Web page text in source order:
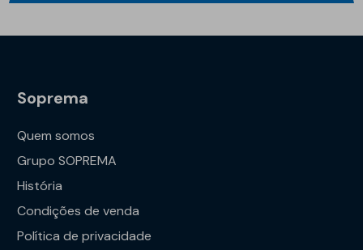
Soprema
Quem somos
Grupo SOPREMA
História
Condições de venda
Política de privacidade